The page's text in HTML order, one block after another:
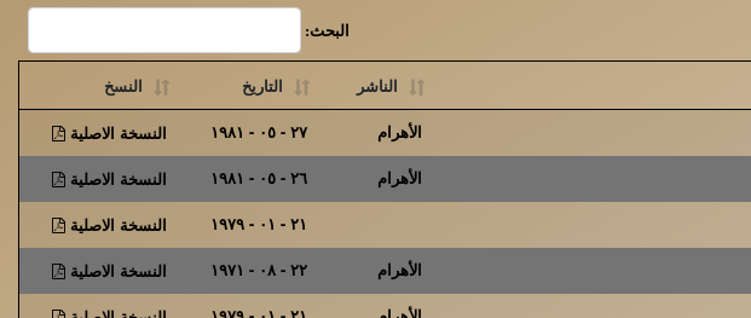
البحث:
الناشر التاريخ
النسخ
الأهرام ٢٧ - ٠٥ - ١٩٨١
النسخة الاصلية
الأهرام ٢٦ - ٠٥ - ١٩٨١
النسخة الاصلية
٢١ - ٠١ - ١٩٧٩
النسخة الاصلية
الأهرام ٢٢ - ٠٨ - ١٩٧١
النسخة الاصلية